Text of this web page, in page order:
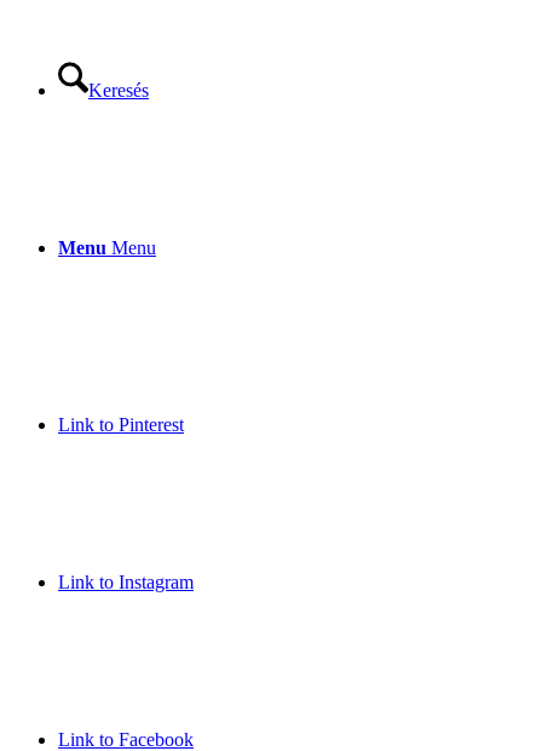
Keresés
Menu Menu
Link to Pinterest
Link to Instagram
Link to Facebook